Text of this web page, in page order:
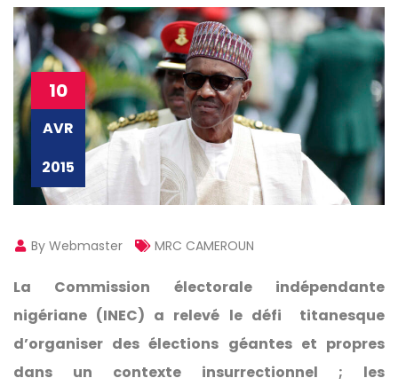
10
AVR
2015
By Webmaster MRC CAMEROUN
La Commission électorale indépendante
nigériane (INEC) a relevé le défi titanesque
d’organiser des élections géantes et propres
dans un contexte insurrectionnel ; les